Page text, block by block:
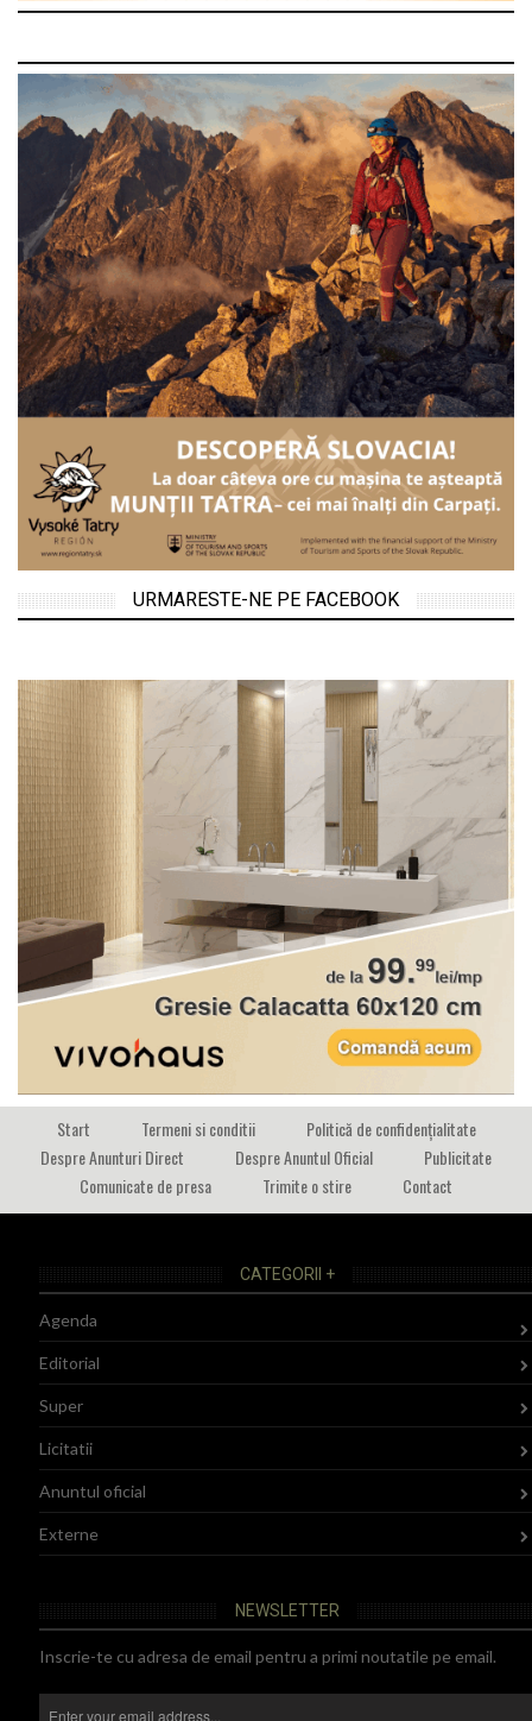
URMARESTE-NE PE FACEBOOK
Start Termeni si conditii
Politică de confidențialitate
Despre Anunturi Direct
Despre Anuntul Oficial
Publicitate
Comunicate de presa
Trimite o stire Contact
CATEGORII +
Agenda
Editorial
Super
Licitatii
Anuntul oficial
Externe
NEWSLETTER
Inscrie-te cu adresa de email pentru a primi noutatile pe email.